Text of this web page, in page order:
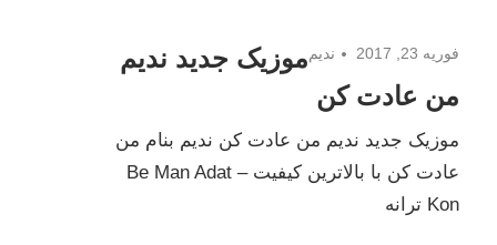
فوریه 23, 2017 ندیمموزیک جدید ندیم
من عادت کن
موزیک جدید ندیم من عادت کن ندیم بنام من
عادت کن با بالاترین کیفیت – Be Man Adat
Kon ترانه